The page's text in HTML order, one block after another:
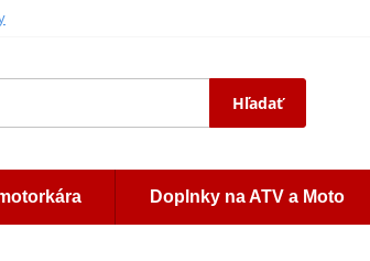
Hľadať
Doplnky na ATV a Moto